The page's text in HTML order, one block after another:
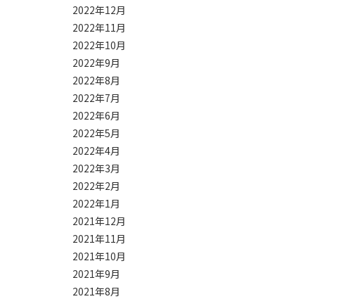
2022年12月
2022年11月
2022年10月
2022年9月
2022年8月
2022年7月
2022年6月
2022年5月
2022年4月
2022年3月
2022年2月
2022年1月
2021年12月
2021年11月
2021年10月
2021年9月
2021年8月